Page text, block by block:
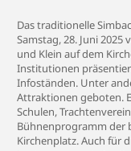
Das traditionelle
Samstag, 28. Juni 2025
und Klein auf dem
Institutionen
Infoständen. Unter
Attraktionen geboten.
Schulen,
Bühnenprogramm der
Kirchenplatz. Auch für